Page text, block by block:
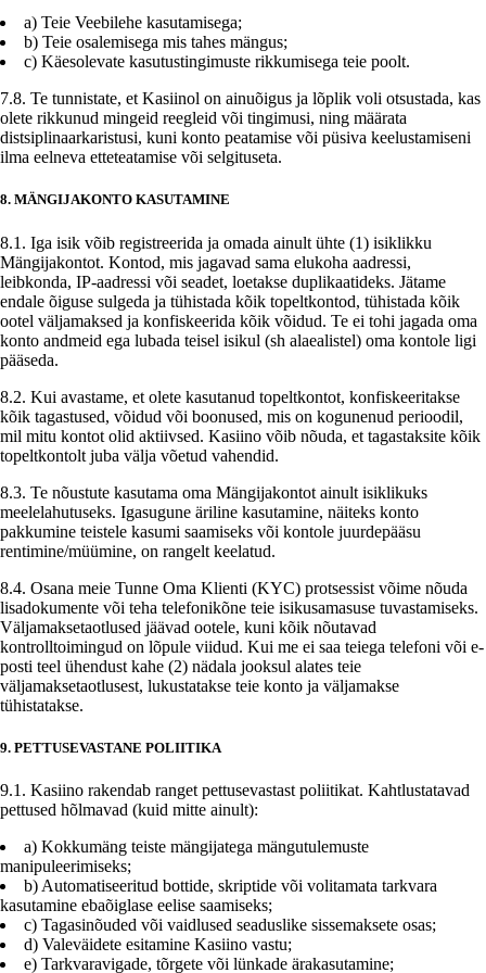
a) Teie Veebilehe kasutamisega;
b) Teie osalemisega mis tahes mängus;
c) Käesolevate kasutustingimuste rikkumisega teie poolt.
7.8. Te tunnistate, et Kasiinol on ainuõigus ja lõplik voli otsustada, kas
olete rikkunud mingeid reegleid või tingimusi, ning määrata
distsiplinaarkaristusi, kuni konto peatamise või püsiva keelustamiseni
ilma eelneva etteteatamise või selgituseta.
8. MÄNGIJAKONTO KASUTAMINE
8.1. Iga isik võib registreerida ja omada ainult ühte (1) isiklikku
Mängijakontot. Kontod, mis jagavad sama elukoha aadressi,
leibkonda, IP-aadressi või seadet, loetakse duplikaatideks. Jätame
endale õiguse sulgeda ja tühistada kõik topeltkontod, tühistada kõik
ootel väljamaksed ja konfiskeerida kõik võidud. Te ei tohi jagada oma
konto andmeid ega lubada teisel isikul (sh alaealistel) oma kontole ligi
pääseda.
8.2. Kui avastame, et olete kasutanud topeltkontot, konfiskeeritakse
kõik tagastused, võidud või boonused, mis on kogunenud perioodil,
mil mitu kontot olid aktiivsed. Kasiino võib nõuda, et tagastaksite kõik
topeltkontolt juba välja võetud vahendid.
8.3. Te nõustute kasutama oma Mängijakontot ainult isiklikuks
meelelahutuseks. Igasugune äriline kasutamine, näiteks konto
pakkumine teistele kasumi saamiseks või kontole juurdepääsu
rentimine/müümine, on rangelt keelatud.
8.4. Osana meie Tunne Oma Klienti (KYC) protsessist võime nõuda
lisadokumente või teha telefonikõne teie isikusamasuse tuvastamiseks.
Väljamaksetaotlused jäävad ootele, kuni kõik nõutavad
kontrolltoimingud on lõpule viidud. Kui me ei saa teiega telefoni või e-
posti teel ühendust kahe (2) nädala jooksul alates teie
väljamaksetaotlusest, lukustatakse teie konto ja väljamakse
tühistatakse.
9. PETTUSEVASTANE POLIITIKA
9.1. Kasiino rakendab ranget pettusevastast poliitikat. Kahtlustatavad
pettused hõlmavad (kuid mitte ainult):
a) Kokkumäng teiste mängijatega mängutulemuste
manipuleerimiseks;
b) Automatiseeritud bottide, skriptide või volitamata tarkvara
kasutamine ebaõiglase eelise saamiseks;
c) Tagasinõuded või vaidlused seaduslike sissemaksete osas;
d) Valeväidete esitamine Kasiino vastu;
e) Tarkvaravigade, tõrgete või lünkade ärakasutamine;